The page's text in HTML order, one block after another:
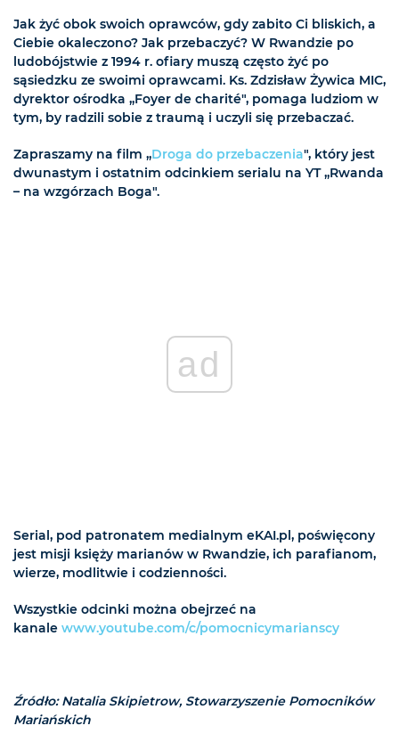
Jak żyć obok swoich oprawców, gdy zabito Ci bliskich, a
Ciebie okaleczono? Jak przebaczyć? W Rwandzie po
ludobójstwie z 1994 r. ofiary muszą często żyć po
sąsiedzku ze swoimi oprawcami. Ks. Zdzisław Żywica MIC,
dyrektor ośrodka „Foyer de charité", pomaga ludziom w
tym, by radzili sobie z traumą i uczyli się przebaczać.
Zapraszamy na film „Droga do przebaczenia", który jest
dwunastym i ostatnim odcinkiem serialu na YT „Rwanda
– na wzgórzach Boga".
ad
Serial, pod patronatem medialnym eKAI.pl, poświęcony
jest misji księży marianów w Rwandzie, ich parafianom,
wierze, modlitwie i codzienności.
Wszystkie odcinki można obejrzeć na
kanale www.youtube.com/c/pomocnicymarianscy
Źródło: Natalia Skipietrow, Stowarzyszenie Pomocników
Mariańskich